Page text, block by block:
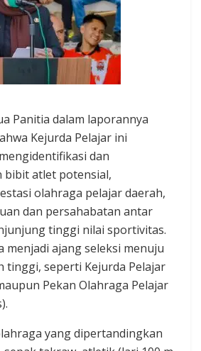
Panitia dalam laporannya
Kejurda Pelajar ini
dan
bibit atlet potensial,
olahraga pelajar daerah,
dan persahabatan antar
tinggi nilai sportivitas.
menjadi ajang seleksi menuju
tinggi, seperti Kejurda Pelajar
Pekan Olahraga Pelajar
yang dipertandingkan